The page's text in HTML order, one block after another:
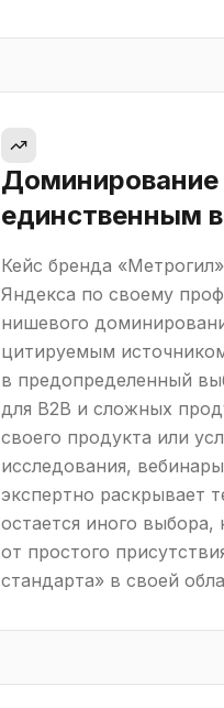
Доминирование
единственным
Кейс бренда
Яндекса по своему
нишевого
цитируемым
в предопределенный
для B2B и сложных
своего продукта или
исследования,
экспертно раскрывает
остается иного выбора,
от простого
стандарта» в своей